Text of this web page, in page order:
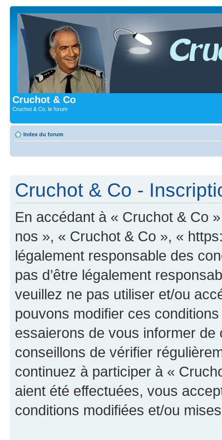
Cruchot & Co
Cruchot & Co, le forum
Index du forum
Cruchot & Co -
En accédant à « Cruchot & Co
nos », « Cruchot & Co », «
légalement responsable des
pas d’être légalement
veuillez ne pas utiliser et/ou
pouvons modifier ces
essaierons de vous informer
conseillons de vérifier
continuez à participer à «
aient été effectuées, vous
conditions modifiées et/ou